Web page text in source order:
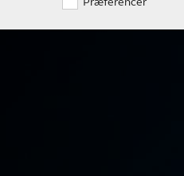
kære med nedsat hørelse.